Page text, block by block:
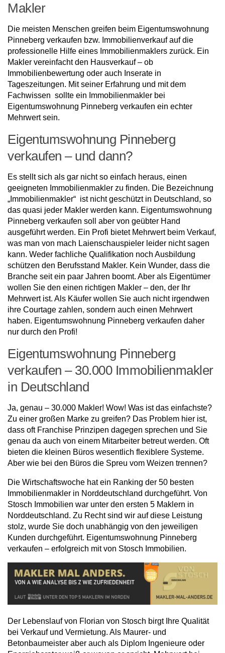
Makler
Die meisten Menschen greifen beim Eigentumswohnung
Pinneberg verkaufen bzw. Immobilienverkauf auf die
professionelle Hilfe eines Immobilienmaklers zurück. Ein
Makler vereinfacht den Hausverkauf – ob
Immobilienbewertung oder auch Inserate in
Tageszeitungen. Mit seiner Erfahrung und mit dem
Fachwissen sollte ein Immobilienmakler bei
Eigentumswohnung Pinneberg verkaufen ein echter
Mehrwert sein.
Eigentumswohnung Pinneberg
verkaufen – und dann?
Es stellt sich als gar nicht so einfach heraus, einen
geeigneten Immobilienmakler zu finden. Die Bezeichnung
„Immobilienmakler“ ist nicht geschützt in Deutschland, so
das quasi jeder Makler werden kann. Eigentumswohnung
Pinneberg verkaufen soll aber von geübter Hand
ausgeführt werden. Ein Profi bietet Mehrwert beim Verkauf,
was man von mach Laienschauspieler leider nicht sagen
kann. Weder fachliche Qualifikation noch Ausbildung
schützen den Berufsstand Makler. Kein Wunder, dass die
Branche seit ein paar Jahren boomt. Aber als Eigentümer
wollen Sie den einen richtigen Makler – den, der Ihr
Mehrwert ist. Als Käufer wollen Sie auch nicht irgendwen
ihre Courtage zahlen, sondern auch einen Mehrwert
haben. Eigentumswohnung Pinneberg verkaufen daher
nur durch den Profi!
Eigentumswohnung Pinneberg
verkaufen – 30.000 Immobilienmakler
in Deutschland
Ja, genau – 30.000 Makler! Wow! Was ist das einfachste?
Zu einer großen Marke zu greifen? Das Problem hier ist,
dass oft Franchise Prinzipen dagegen sprechen und Sie
genau da auch von einem Mitarbeiter betreut werden. Oft
bieten die kleinen Büros wesentlich flexiblere Systeme.
Aber wie bei den Büros die Spreu vom Weizen trennen?
Die Wirtschaftswoche hat ein Ranking der 50 besten
Immobilienmakler in Norddeutschland durchgeführt. Von
Stosch Immobilien war unter den ersten 5 Maklern in
Norddeutschland. Zu Recht sind wir auf diese Leistung
stolz, wurde Sie doch unabhängig von den jeweiligen
Kunden durchgeführt. Eigentumswohnung Pinneberg
verkaufen – erfolgreich mit von Stosch Immobilien.
Der Lebenslauf von Florian von Stosch birgt Ihre Qualität
bei Verkauf und Vermietung. Als Maurer- und
Betonbaumeister aber auch als Diplom Ingenieure oder